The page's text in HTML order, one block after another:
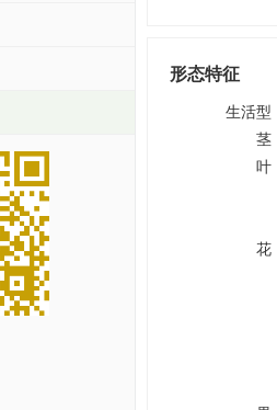
形态特征
生活型
茎
叶
花